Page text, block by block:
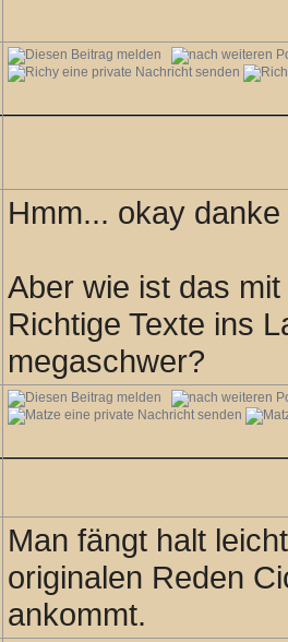
Hmm... okay
Aber wie ist das
Richtige Texte ins
megaschwer?
Man fängt halt
originalen Reden
ankommt.